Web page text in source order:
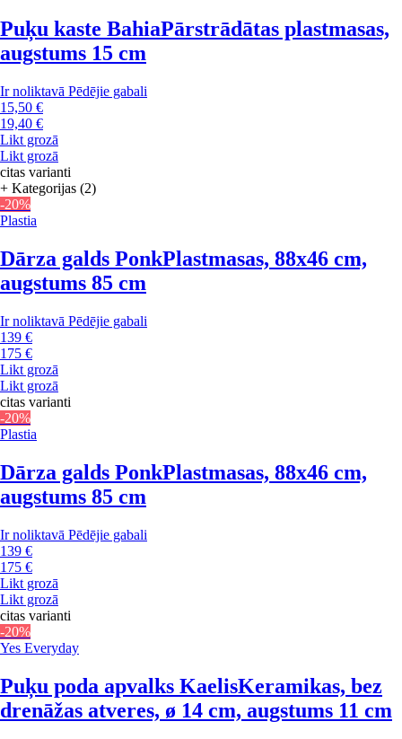
Puķu kaste BahiaPārstrādātas plastmasas,
augstums 15 cm
Ir noliktavā Pēdējie gabali
15,50 €
19,40 €
Likt grozā
Likt grozā
citas varianti
+ Kategorijas (2)
-20%
Plastia
Dārza galds PonkPlastmasas, 88x46 cm,
augstums 85 cm
Ir noliktavā Pēdējie gabali
139 €
175 €
Likt grozā
Likt grozā
citas varianti
-20%
Plastia
Dārza galds PonkPlastmasas, 88x46 cm,
augstums 85 cm
Ir noliktavā Pēdējie gabali
139 €
175 €
Likt grozā
Likt grozā
citas varianti
-20%
Yes Everyday
Puķu poda apvalks KaelisKeramikas, bez
drenāžas atveres, ø 14 cm, augstums 11 cm